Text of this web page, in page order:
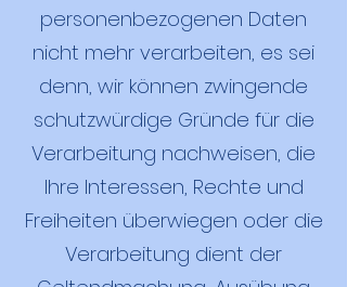
personenbezogenen Daten
nicht mehr verarbeiten, es sei
denn, wir können zwingende
schutzwürdige Gründe für die
Verarbeitung nachweisen, die
Ihre Interessen, Rechte und
Freiheiten überwiegen oder die
Verarbeitung dient der